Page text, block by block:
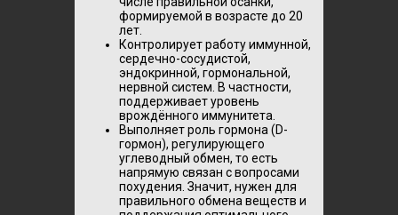
формируемой в возрасте до 20
лет.
Контролирует работу иммунной,
сердечно-сосудистой,
эндокринной, гормональной,
нервной систем. В частности,
поддерживает уровень
врождённого иммунитета.
Выполняет роль гормона (D-
гормон), регулирующего
углеводный обмен, то есть
напрямую связан с вопросами
похудения. Значит, нужен для
правильного обмена веществ и